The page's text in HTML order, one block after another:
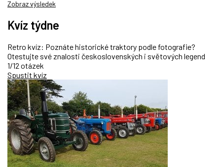
Zobraz výsledek
Kvíz týdne
Retro kvíz: Poznáte historické traktory podle fotografie?
Otestujte své znalosti československých i světových legend
1/12 otázek
Spustit kvíz